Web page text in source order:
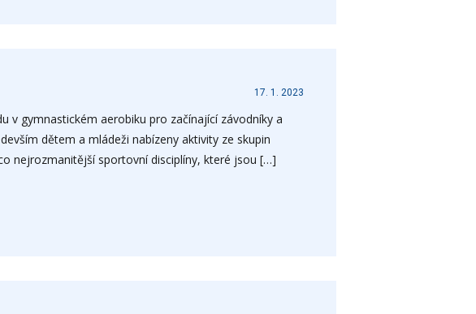
17. 1. 2023
v gymnastickém aerobiku pro začínající závodníky a
dětem a mládeži nabízeny aktivity ze skupin
nejrozmanitější sportovní disciplíny, které jsou […]